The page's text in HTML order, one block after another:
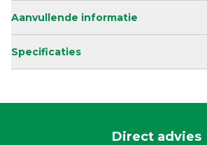
Aanvullende informatie
Specificaties
Direct advies